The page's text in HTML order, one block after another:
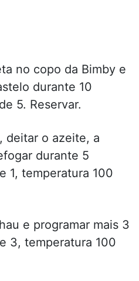
no copo da Bimby e
durante 10
5. Reservar.
deitar o azeite, a
durante 5
1, temperatura 100
e programar mais 3
3, temperatura 100